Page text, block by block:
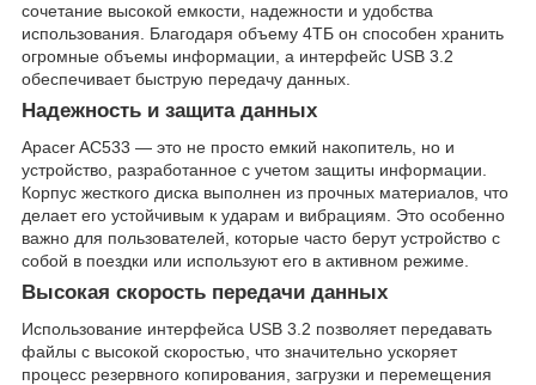
сочетание высокой емкости, надежности и удобства
использования. Благодаря объему 4ТБ он способен хранить
огромные объемы информации, а интерфейс USB 3.2
обеспечивает быструю передачу данных.
Надежность и защита данных
Apacer AC533 — это не просто емкий накопитель, но и
устройство, разработанное с учетом защиты информации.
Корпус жесткого диска выполнен из прочных материалов, что
делает его устойчивым к ударам и вибрациям. Это особенно
важно для пользователей, которые часто берут устройство с
собой в поездки или используют его в активном режиме.
Высокая скорость передачи данных
Использование интерфейса USB 3.2 позволяет передавать
файлы с высокой скоростью, что значительно ускоряет
процесс резервного копирования, загрузки и перемещения